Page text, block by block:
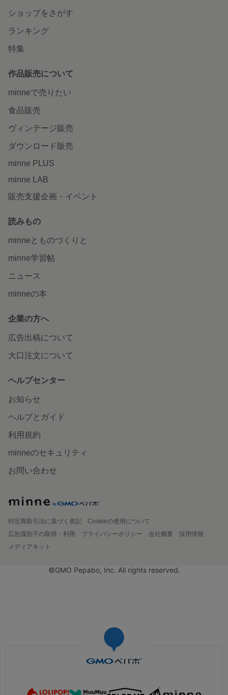
ショップをさがす
ランキング
特集
作品販売について
minneで売りたい
食品販売
ヴィンテージ販売
ダウンロード販売
minne PLUS
minne LAB
販売支援企画・イベント
読みもの
minneとものづくりと
minne学習帖
ニュース
minneの本
企業の方へ
広告出稿について
大口注文について
ヘルプセンター
お知らせ
ヘルプとガイド
利用規約
minneのセキュリティ
お問い合わせ
特定商取引法に基づく表記
Cookieの使用について
広告識別子の取得・利用
プライバシーポリシー 会社概要
採用情報
メディアキット
©GMO Pepabo, Inc. All rights reserved.